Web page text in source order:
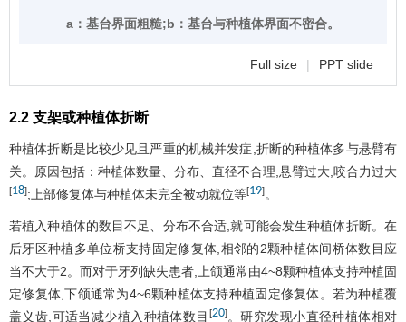
a：基台界面粗糙;b：基台与种植体界面不密合。
Full size | PPT slide
2.2 支架或种植体折断
种植体折断是比较少见且严重的机械并发症,折断的种植体多与悬臂有
关。原因包括：种植体数量、分布、直径不合理,悬臂过大,咬合力过大
[18];上部修复体与种植体未完全被动就位等[19]。
若植入种植体的数目不足、分布不合适,就可能会发生种植体折断。在
后牙区种植多单位桥支持固定修复体,相邻的2颗种植体间桥体数目应
当不大于2。而对于牙列缺失患者,上颌通常由4~8颗种植体支持种植固
定修复体,下颌通常为4~6颗种植体支持种植固定修复体。若为种植覆
盖义齿,可适当减少植入种植体数目 [20]。研究发现小直径种植体相对